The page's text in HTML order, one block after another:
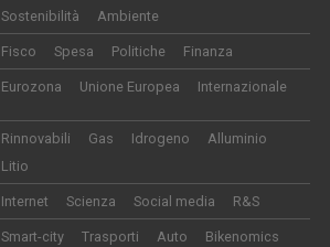
Sostenibilità Ambiente
Fisco Spesa Politiche Finanza
Eurozona Unione Europea Internazionale
Rinnovabili Gas Idrogeno
Alluminio
Litio
Internet Scienza Social media R&S
Smart-city Trasporti Auto Bikenomics